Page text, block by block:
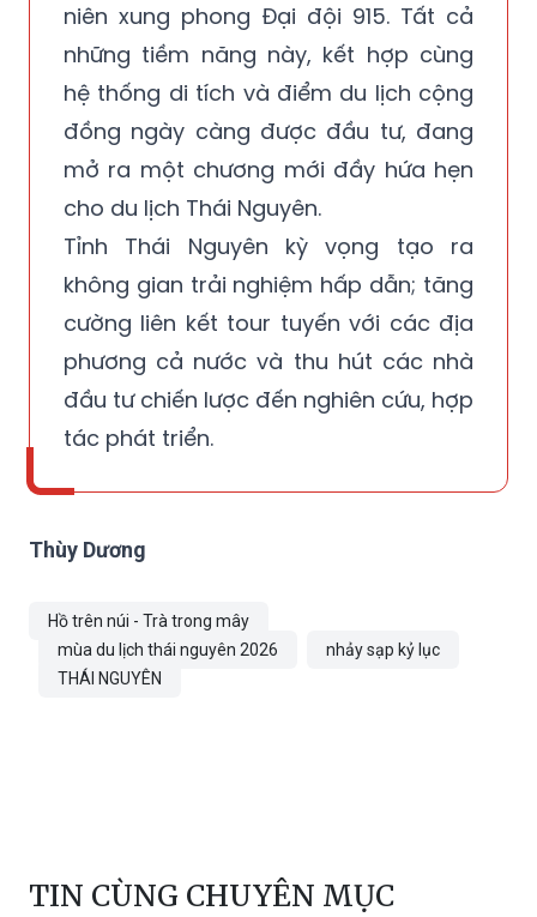
niên xung phong Đại đội 915. Tất cả
những tiềm năng này, kết hợp cùng
hệ thống di tích và điểm du lịch cộng
đồng ngày càng được đầu tư, đang
mở ra một chương mới đầy hứa hẹn
cho du lịch Thái Nguyên.
Tỉnh Thái Nguyên kỳ vọng tạo ra
không gian trải nghiệm hấp dẫn; tăng
cường liên kết tour tuyến với các địa
phương cả nước và thu hút các nhà
đầu tư chiến lược đến nghiên cứu, hợp
tác phát triển.
Thùy Dương
Hồ trên núi - Trà trong mây
mùa du lịch thái nguyên 2026
nhảy sạp kỷ lục
THÁI NGUYÊN
TIN CÙNG CHUYÊN MỤC